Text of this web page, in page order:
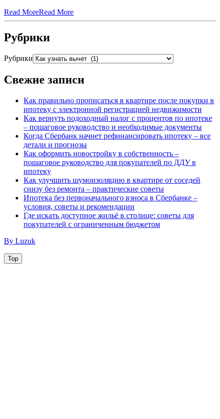
Read MoreRead More
Рубрики
Рубрики
Свежие записи
Как правильно прописаться в квартире после покупки в
ипотеку с электронной регистрацией недвижимости
Как вернуть подоходный налог с процентов по ипотеке
– пошаговое руководство и необходимые документы
Когда Сбербанк начнет рефинансировать ипотеку – все
детали и прогнозы
Как оформить новостройку в собственность –
пошаговое руководство для покупателей по ДДУ в
ипотеку
Как улучшить шумоизоляцию в квартире от соседей
снизу без ремонта – практические советы
Ипотека без первоначального взноса в Сбербанке –
условия, советы и рекомендации
Где искать доступное жильё в столице: советы для
покупателей с ограниченным бюджетом
By Luzuk
Top